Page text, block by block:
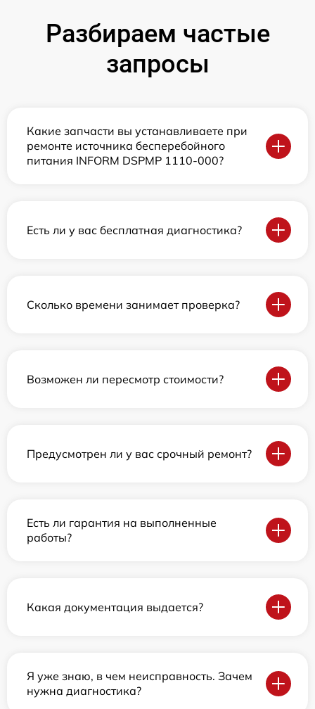
Разбираем частые
запросы
Какие запчасти вы устанавливаете при
ремонте источника бесперебойного
питания INFORM DSPMP 1110-000?
Есть ли у вас бесплатная диагностика?
Сколько времени занимает проверка?
Возможен ли пересмотр стоимости?
Предусмотрен ли у вас срочный ремонт?
Есть ли гарантия на выполненные
работы?
Какая документация выдается?
Я уже знаю, в чем неисправность. Зачем
нужна диагностика?